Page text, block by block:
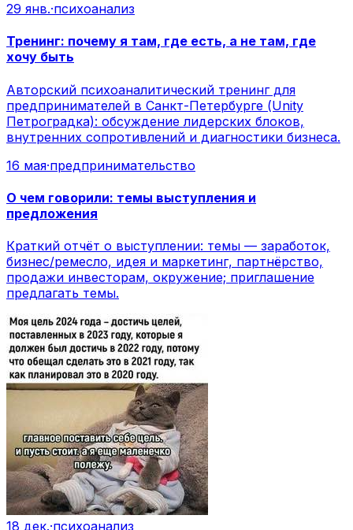
29 янв.·психоанализ
Тренинг: почему я там, где есть, а не там, где
хочу быть
Авторский психоаналитический тренинг для
предпринимателей в Санкт-Петербурге (Unity
Петроградка): обсуждение лидерских блоков,
внутренних сопротивлений и диагностики бизнеса.
16 мая·предпринимательство
О чем говорили: темы выступления и
предложения
Краткий отчёт о выступлении: темы — заработок,
бизнес/ремесло, идея и маркетинг, партнёрство,
продажи инвесторам, окружение; приглашение
предлагать темы.
18 дек.·психоанализ